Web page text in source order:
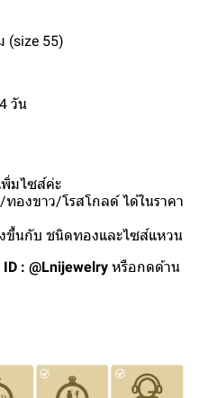
(size 55)
วัน
พิ่มไซส์ค่ะ
ทองขาว/โรสโกลด์ ได้ในราคา
ขึ้นกับ ชนิดทองและไซส์แหวน
ID : @Lnijewelry หรือกดด้าน